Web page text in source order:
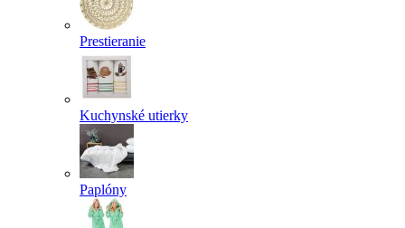
Prestieranie
Kuchynské utierky
Paplóny